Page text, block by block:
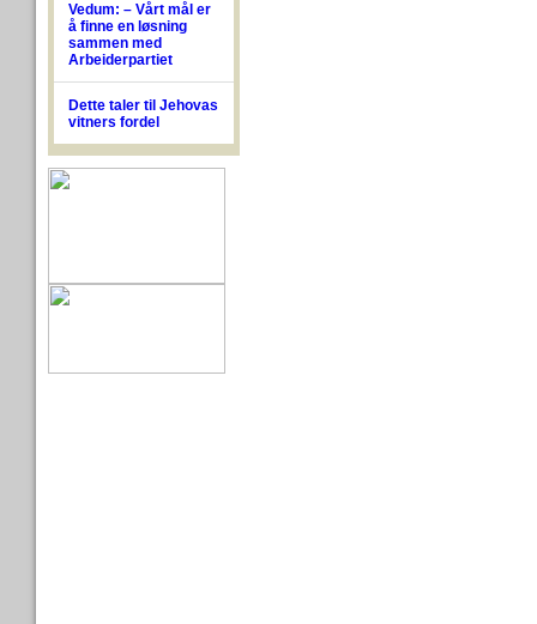
Vedum: – Vårt mål er
å finne en løsning
sammen med
Arbeiderpartiet
Dette taler til Jehovas
vitners fordel